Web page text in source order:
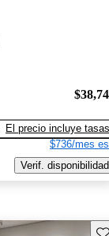
El precio incluye tasas
$736/mes
Verif. disponibilidad